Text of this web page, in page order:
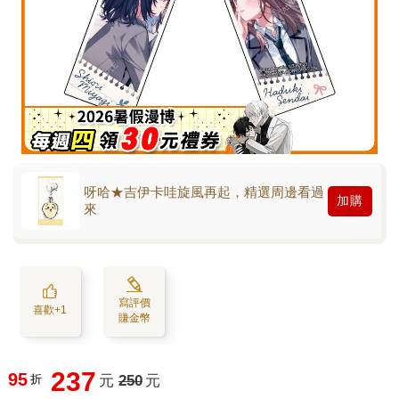
呀哈★吉伊卡哇旋風再起，精選周邊看過
來
加購
喜歡+1
寫評價
賺金幣
95 折 237 元 250 元